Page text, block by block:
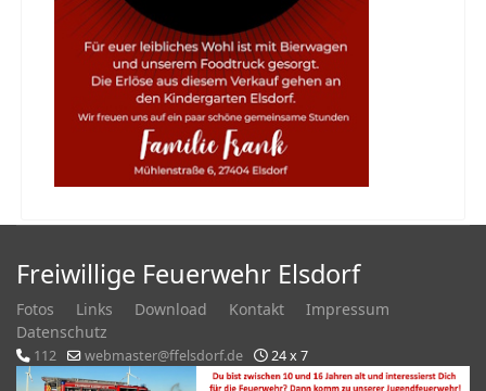
Freiwillige Feuerwehr Elsdorf
Fotos Links Download Kontakt
Impressum
Datenschutz
112 webmaster@ffelsdorf.de 24 x 7